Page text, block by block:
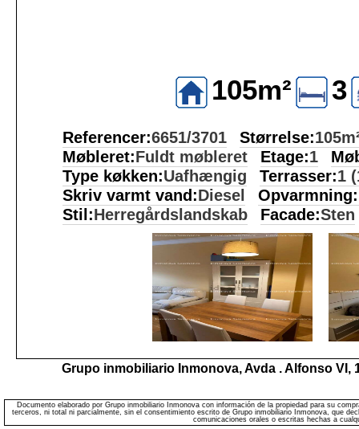
105m² 3
Referencer:6651/3701 Størrelse:
Møbleret:Fuldt møbleret Etage:1
Type køkken:Uafhængig Terrasser:1
Skriv varmt vand:Diesel Opvarmning:
Stil:Herregårdslandskab Facade:Sten
Documento elaborado por Grupo inmobiliario Inmonova con información de la propiedad para su
terceros, ni total ni parcialmente, sin el consentimiento escrito de Grupo inmobiliario Inmonova, que
comunicaciones orales o escritas hechas a
Grupo inmobiliario Inmonova,Avda . Alfonso VI,